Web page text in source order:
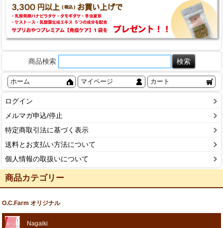
商品検索
ホーム マイページ カート
ログイン
メルマガ申込/停止
特定商取引法に基づく表示
送料とお支払い方法について
個人情報の取扱いについて
商品カテゴリー
O.C.Farm オリジナル
Nagaiki